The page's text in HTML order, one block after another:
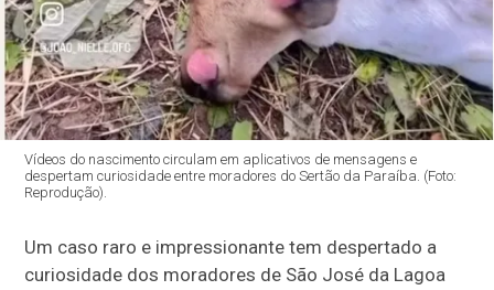
Vídeos do nascimento circulam em aplicativos de mensagens e
despertam curiosidade entre moradores do Sertão da Paraíba. (Foto:
Reprodução).
Um caso raro e impressionante tem despertado a
curiosidade dos moradores de São José da Lagoa